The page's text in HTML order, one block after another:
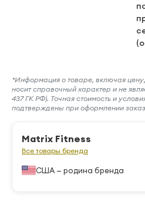
*Информация о товаре, включая
носит справочный характер и не
437 ГК РФ). Точная стоимость и
подтверждены при оформлении
Matrix Fitness
Все товары бренда
США — родина бренда